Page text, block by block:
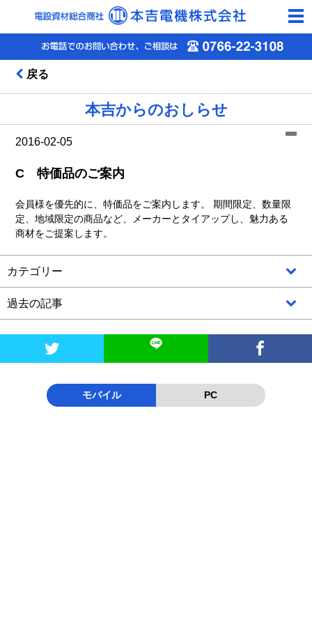
戻る
本吉からのおしらせ
2016-02-05
C 特価品のご案内
会員様を優先的に、特価品をご案内します。 期間限定、数量限
定、地域限定の商品など、メーカーとタイアップし、魅力ある
商材をご提案します。
カテゴリー
過去の記事
 
モバイル PC